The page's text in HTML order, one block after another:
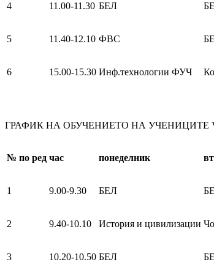
4 11.00-11.30 БЕЛ
5 11.40-12.10 ФВС
6 15.00-15.30 Инф.технологии ФУЧ
ГРАФИК НА ОБУЧЕНИЕТО НА УЧЕНИЦИТЕ
№ по ред час понеделник
1 9.00-9.30 БЕЛ
2 9.40-10.10 История и цивилизации
3 10.20-10.50 БЕЛ